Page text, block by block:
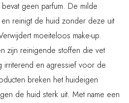
geen parfum. De milde
reinigt de huid zonder deze uit
moeiteloos make-up.
zijn reinigende stoffen die vet
irriterend en agressief voor de
breken het huideigen
de huid sterk uit. Met name een